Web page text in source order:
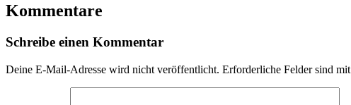
Kommentare
Schreibe einen Kommentar
Deine E-Mail-Adresse wird nicht veröffentlicht. Erforderliche Felder sind mit